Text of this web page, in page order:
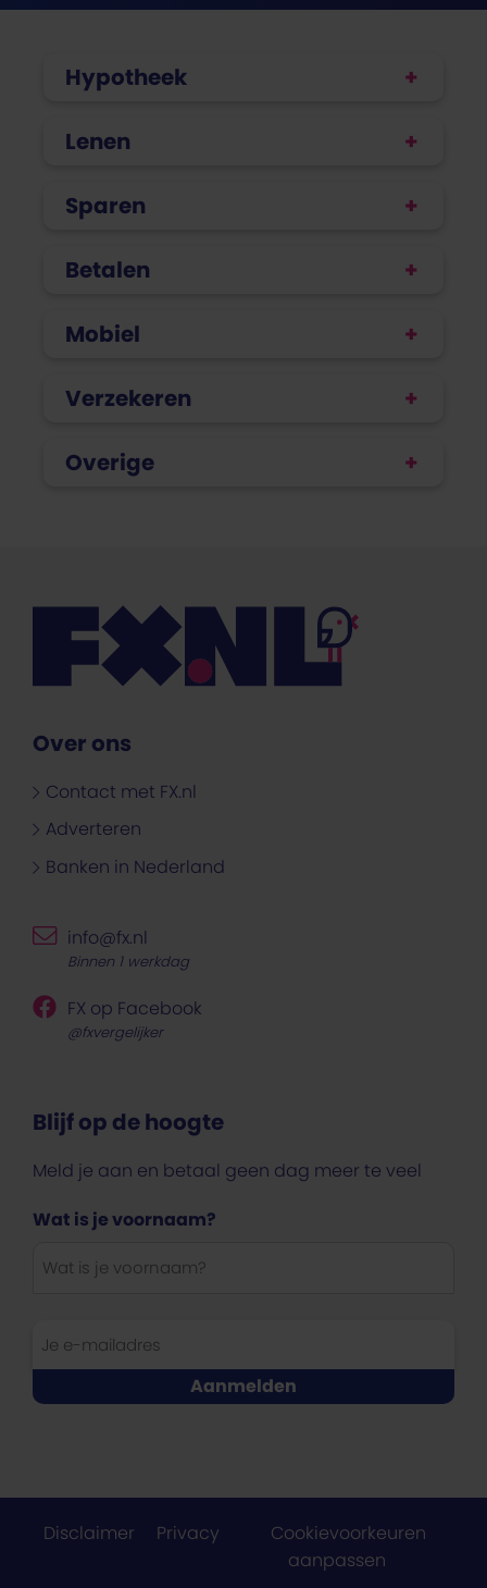
Hypotheek
Lenen
Sparen
Betalen
Mobiel
Verzekeren
Overige
Over ons
Contact met FX.nl
Adverteren
Banken in Nederland
Blijf op de hoogte
Meld je aan en betaal geen dag meer te veel
Wat is je voornaam?
info@fx.nl
Binnen 1 werkdag
FX op Facebook
@fxvergelijker
Disclaimer Privacy
Cookievoorkeuren
aanpassen